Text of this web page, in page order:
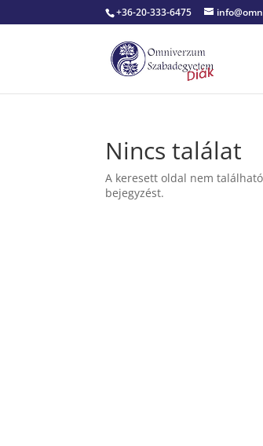
+36-20-333-6475
Nincs találat
A keresett oldal nem
bejegyzést.